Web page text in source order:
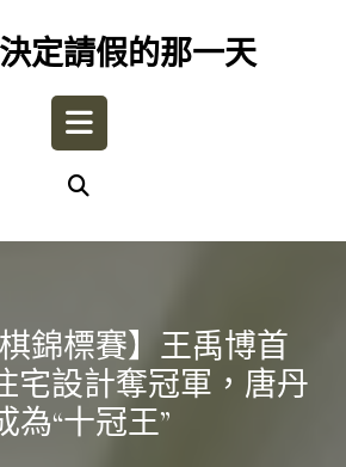
定請假的那一天
Open
棋錦標賽】王禹博首
宅設計奪冠軍，唐丹
為“十冠王”